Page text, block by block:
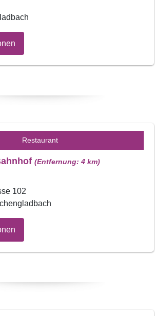
Restaurant
(Entfernung: 4 km)
102